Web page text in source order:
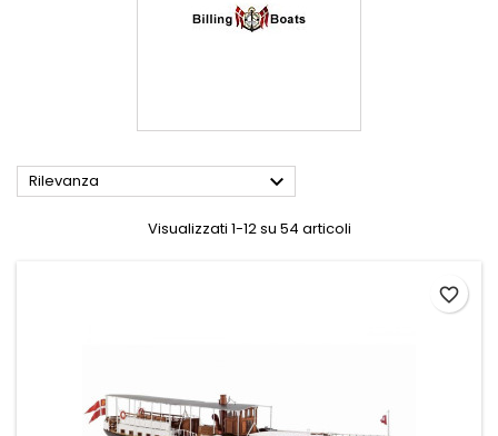
Rilevanza 
Visualizzati 1-12 su 54 articoli
favorite_border